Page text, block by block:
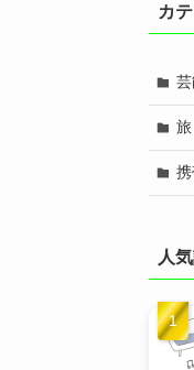
カ
旅
人